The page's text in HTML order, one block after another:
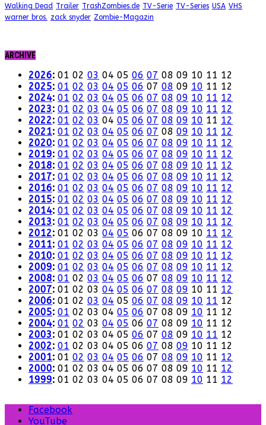
Walking Dead Trailer TrashZombies.de TV-Serie TV-Series USA VHS
warner bros. zack snyder Zombie-Magazin
ARCHIVE
2026: 01 02 03 04 05 06 07 08 09 10 11 12
2025: 01 02 03 04 05 06 07 08 09 10 11 12
2024: 01 02 03 04 05 06 07 08 09 10 11 12
2023: 01 02 03 04 05 06 07 08 09 10 11 12
2022: 01 02 03 04 05 06 07 08 09 10 11 12
2021: 01 02 03 04 05 06 07 08 09 10 11 12
2020: 01 02 03 04 05 06 07 08 09 10 11 12
2019: 01 02 03 04 05 06 07 08 09 10 11 12
2018: 01 02 03 04 05 06 07 08 09 10 11 12
2017: 01 02 03 04 05 06 07 08 09 10 11 12
2016: 01 02 03 04 05 06 07 08 09 10 11 12
2015: 01 02 03 04 05 06 07 08 09 10 11 12
2014: 01 02 03 04 05 06 07 08 09 10 11 12
2013: 01 02 03 04 05 06 07 08 09 10 11 12
2012: 01 02 03 04 05 06 07 08 09 10 11 12
2011: 01 02 03 04 05 06 07 08 09 10 11 12
2010: 01 02 03 04 05 06 07 08 09 10 11 12
2009: 01 02 03 04 05 06 07 08 09 10 11 12
2008: 01 02 03 04 05 06 07 08 09 10 11 12
2007: 01 02 03 04 05 06 07 08 09 10 11 12
2006: 01 02 03 04 05 06 07 08 09 10 11 12
2005: 01 02 03 04 05 06 07 08 09 10 11 12
2004: 01 02 03 04 05 06 07 08 09 10 11 12
2003: 01 02 03 04 05 06 07 08 09 10 11 12
2002: 01 02 03 04 05 06 07 08 09 10 11 12
2001: 01 02 03 04 05 06 07 08 09 10 11 12
2000: 01 02 03 04 05 06 07 08 09 10 11 12
1999: 01 02 03 04 05 06 07 08 09 10 11 12
Facebook
YouTube